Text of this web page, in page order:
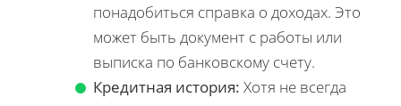
понадобиться справка о доходах. Это
может быть документ с работы или
выписка по банковскому счету.
Кредитная история: Хотя не всегда